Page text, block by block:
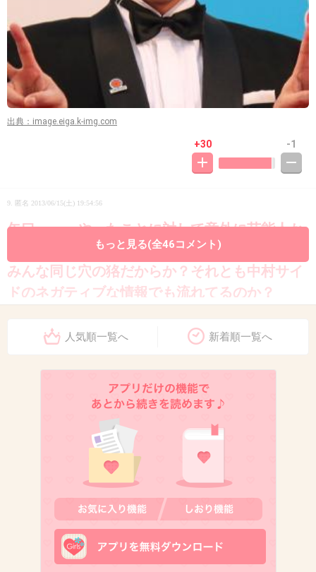
出典：image.eiga.k-img.com
+30 -1
9. 匿名 2013/06/15(土) 19:54:56
矢口・・・やったことに対して意外に芸能人か
らは叩かれないな
みんな同じ穴の狢だからか？それとも中村サイ
ドのネガティブな情報でも流れてるのか？
+15
2013/06/15(土) 19:55:37
こういうの記事の書き方だよねぇ。実際音源聴
かないとどう言ってるか分からないし。多分冗
談だと思うけど。
もっと見る(全46コメント)
人気順一覧へ 新着順一覧へ